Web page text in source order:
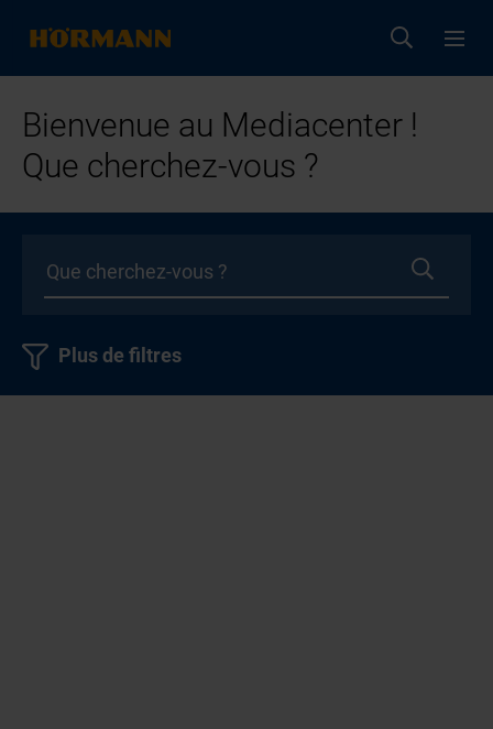
Bienvenue au Mediacenter !
Que cherchez-vous ?
Plus de filtres